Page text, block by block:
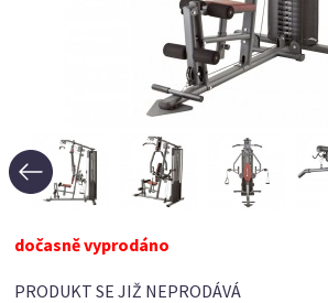
dočasně vyprodáno
PRODUKT SE JIŽ NEPRODÁVÁ